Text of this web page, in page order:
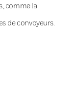
comme la
de convoyeurs.